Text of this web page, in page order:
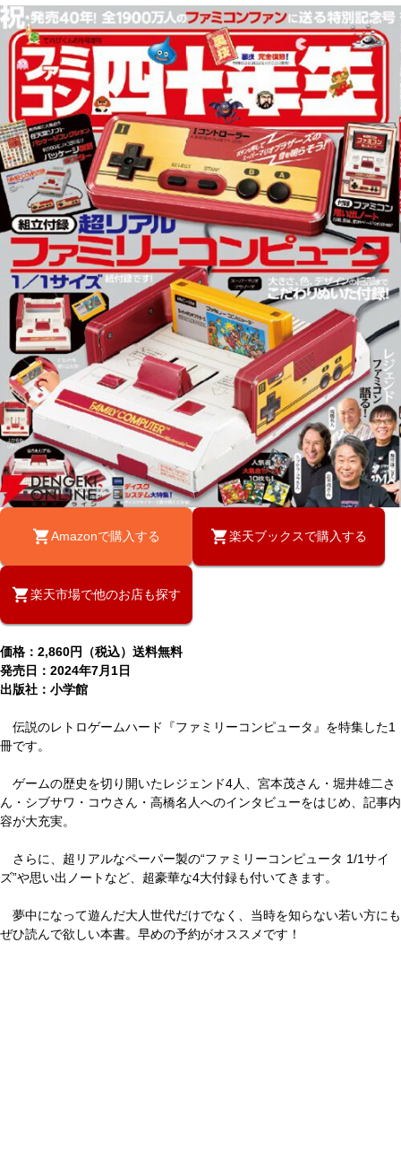
Amazonで購入する 楽天ブックスで購入する
楽天市場で他のお店も探す
価格：2,860円（税込）送料無料
発売日：2024年7月1日
出版社：小学館
伝説のレトロゲームハード『ファミリーコンピュータ』を特集した1
冊です。
ゲームの歴史を切り開いたレジェンド4人、宮本茂さん・堀井雄二さ
ん・シブサワ・コウさん・高橋名人へのインタビューをはじめ、記事内
容が大充実。
さらに、超リアルなペーパー製の“ファミリーコンピュータ 1/1サイ
ズ”や思い出ノートなど、超豪華な4大付録も付いてきます。
夢中になって遊んだ大人世代だけでなく、当時を知らない若い方にも
ぜひ読んで欲しい本書。早めの予約がオススメです！